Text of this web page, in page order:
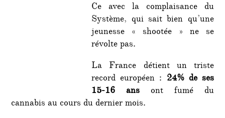
Ce avec la complaisance du
Système, qui sait bien qu’une
jeunesse « shootée » ne se
révolte pas.
La France détient un triste
record européen : 24% de ses
15-16 ans ont fumé du
cannabis au cours du dernier mois.